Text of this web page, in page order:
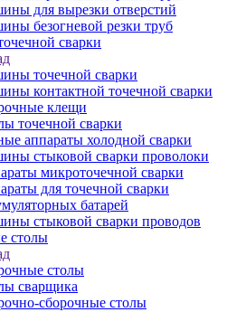
для вырезки отверстий
безогневой резки труб
сварки
точечной сварки
контактной точечной сварки
клещи
точечной сварки
аппараты холодной сварки
стыковой сварки проволоки
микроточечной сварки
для точечной сварки
батарей
стыковой сварки проводов
столы
столы
сварщика
сборочные столы